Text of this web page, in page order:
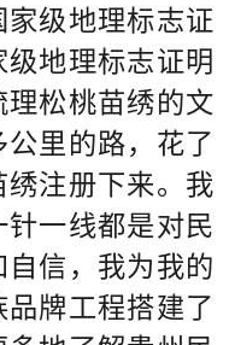
级地理标志证
地理标志证明
松桃苗绣的文
里的路，花了
注册下来。我
一线都是对民
信，我为我的
牌工程搭建了